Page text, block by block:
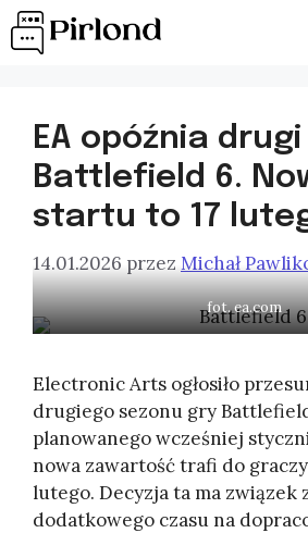
Przejdź
do
EA opóźnia
Battlefield 6.
startu to 17
14.01.2026 przez Michał
fot. ea.com
Electronic Arts ogłosiło
drugiego sezonu gry
planowanego wcześniej
nowa zawartość trafi do
lutego. Decyzja ta ma związek
dodatkowego czasu na